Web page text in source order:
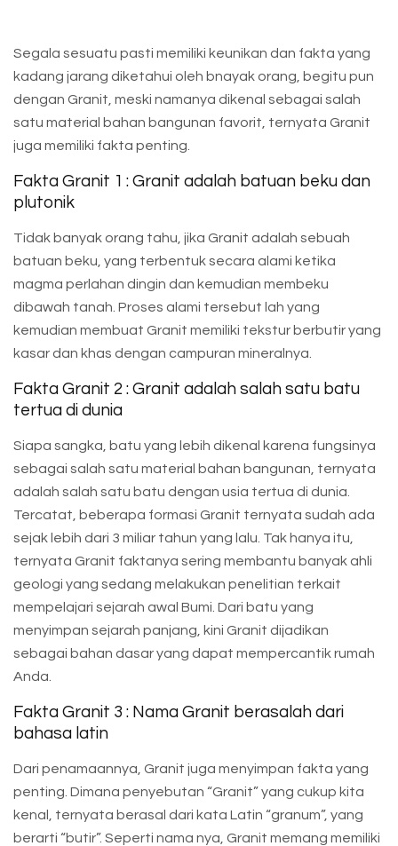
Segala sesuatu pasti memiliki keunikan dan fakta yang
kadang jarang diketahui oleh bnayak orang, begitu pun
dengan Granit, meski namanya dikenal sebagai salah
satu material bahan bangunan favorit, ternyata Granit
juga memiliki fakta penting.
Fakta Granit 1 : Granit adalah batuan beku dan
plutonik
Tidak banyak orang tahu, jika Granit adalah sebuah
batuan beku, yang terbentuk secara alami ketika
magma perlahan dingin dan kemudian membeku
dibawah tanah. Proses alami tersebut lah yang
kemudian membuat Granit memiliki tekstur berbutir yang
kasar dan khas dengan campuran mineralnya.
Fakta Granit 2 : Granit adalah salah satu batu
tertua di dunia
Siapa sangka, batu yang lebih dikenal karena fungsinya
sebagai salah satu material bahan bangunan, ternyata
adalah salah satu batu dengan usia tertua di dunia.
Tercatat, beberapa formasi Granit ternyata sudah ada
sejak lebih dari 3 miliar tahun yang lalu. Tak hanya itu,
ternyata Granit faktanya sering membantu banyak ahli
geologi yang sedang melakukan penelitian terkait
mempelajari sejarah awal Bumi. Dari batu yang
menyimpan sejarah panjang, kini Granit dijadikan
sebagai bahan dasar yang dapat mempercantik rumah
Anda.
Fakta Granit 3 : Nama Granit berasalah dari
bahasa latin
Dari penamaannya, Granit juga menyimpan fakta yang
penting. Dimana penyebutan “Granit” yang cukup kita
kenal, ternyata berasal dari kata Latin “granum”, yang
berarti “butir”. Seperti nama nya, Granit memang memiliki